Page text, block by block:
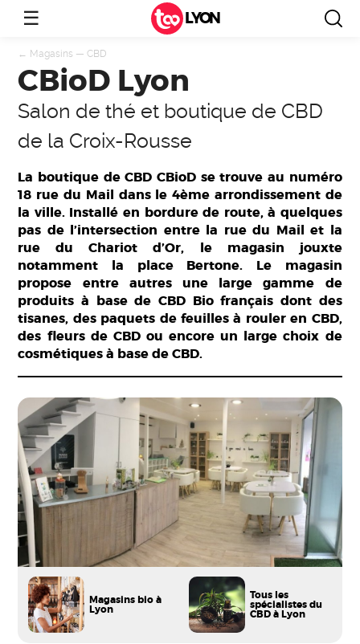
☰ LYON
← Magasins —CBD
CBioD Lyon
Salon de thé et boutique de CBD
de la Croix-Rousse
La boutique de CBD CBioD se trouve au numéro
18 rue du Mail dans le 4ème arrondissement de
la ville. Installé en bordure de route, à quelques
pas de l’intersection entre la rue du Mail et la
rue du Chariot d’Or, le magasin jouxte
notamment la place Bertone. Le magasin
propose entre autres une large gamme de
produits à base de CBD Bio français dont des
tisanes, des paquets de feuilles à rouler en CBD,
des fleurs de CBD ou encore un large choix de
cosmétiques à base de CBD.
Magasins bio à
Lyon
Tous les
spécialistes du
CBD à Lyon